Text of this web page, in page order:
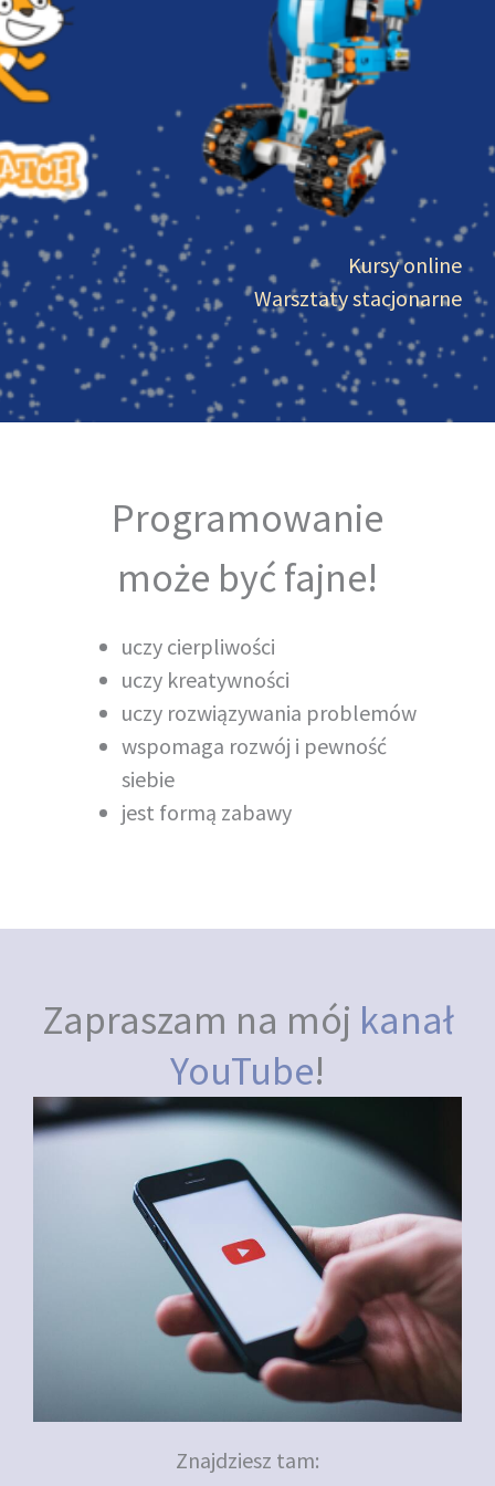
Kursy online
Warsztaty stacjonarne
Programowanie
może być fajne!
uczy cierpliwości
uczy kreatywności
uczy rozwiązywania problemów
wspomaga rozwój i pewność
siebie
jest formą zabawy
Zapraszam na mój kanał
YouTube!
Znajdziesz tam: